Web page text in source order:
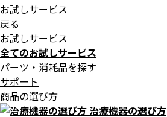
お試しサービス
戻る
お試しサービス
全てのお試しサービス
パーツ・消耗品を探す
サポート
商品の選び方
治療機器の選び方